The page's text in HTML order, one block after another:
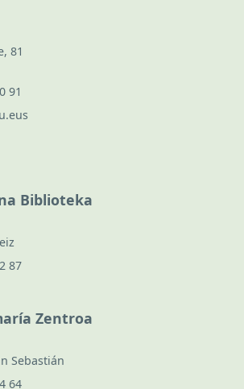
81
91
Biblioteka
87
Zentroa
Sebastián
64